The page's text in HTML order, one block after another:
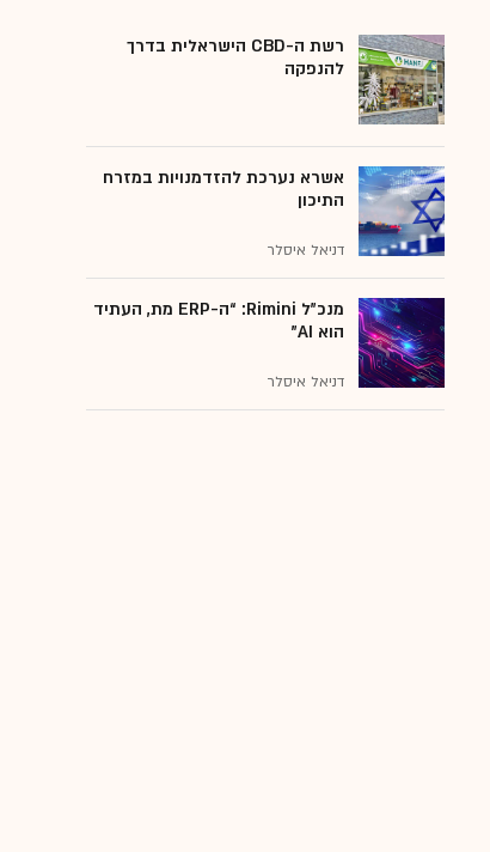
רשת ה-CBD הישראלית בדרך
להנפקה
אשרא נערכת להזדמנויות במזרח
התיכון
דניאל איסלר
מנכ״ל Rimini: “ה-ERP מת, העתיד
הוא AI"
דניאל איסלר